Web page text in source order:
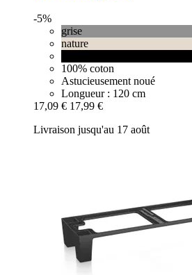
-5%
grise
nature
100% coton
Astucieusement noué
Longueur : 120 cm
17,09 € 17,99 €
Livraison jusqu'au 17 août